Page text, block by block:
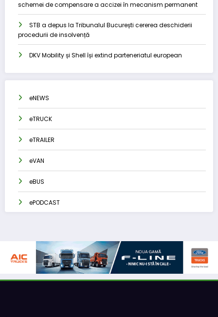
schemei de compensare a accizei în mecanism permanent
STB a depus la Tribunalul București cererea deschiderii
procedurii de insolvență
DKV Mobility și Shell își extind parteneriatul european
eNEWS
eTRUCK
eTRAILER
eVAN
eBUS
ePODCAST